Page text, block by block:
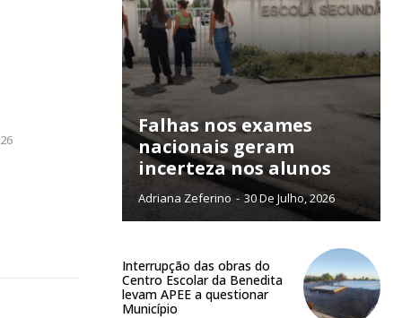
Falhas nos exames
nacionais geram
incerteza nos alunos
Adriana Zeferino - 30 De Julho, 2026
Interrupção das obras do
Centro Escolar da Benedita
levam APEE a questionar
Município